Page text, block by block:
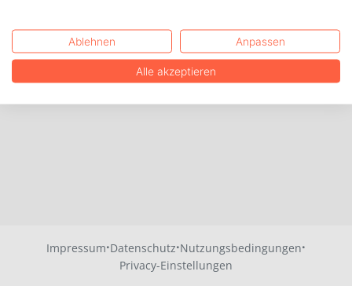
Impressum·Datenschutz·Nutzungsbedingungen·
Privacy-Einstellungen
Ablehnen Anpassen
Alle akzeptieren